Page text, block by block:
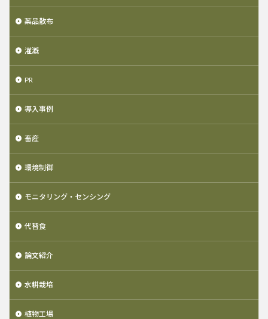
薬品散布
灌漑
PR
導入事例
畜産
環境制御
モニタリング・センシング
代替食
論文紹介
水耕栽培
植物工場